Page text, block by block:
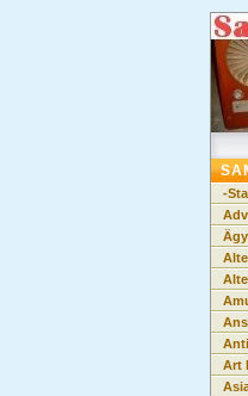
-
Art